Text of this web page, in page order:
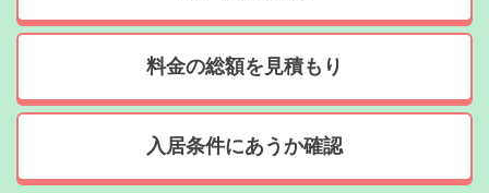
料金の総額を見積もり
入居条件にあうか確認